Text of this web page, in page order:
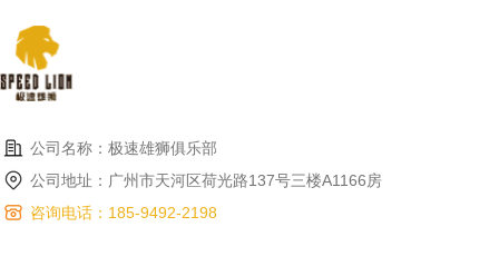
公司名称：极速雄狮俱乐部
公司地址：广州市天河区荷光路137号三楼A1166房
咨询电话：185-9492-2198